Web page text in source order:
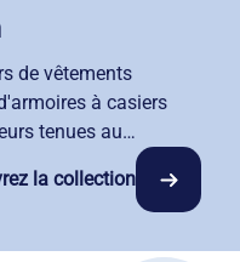
de vêtements
à casiers
tenues au
selon vos
solution de
la gestion de votre
entretenons et
la collection